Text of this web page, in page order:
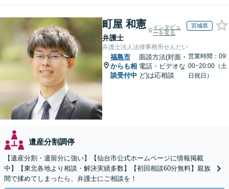
町屋 和憲
弁護士
インタビュ
ーを見る
宮城県
弁護士法人法律事務所せんだい
福島市
からも相
談受付中
面談方法(対面・
電話・ビデオな
ど)は応相談
営業時間：09:
00~20:00（土
日祝日）
遺産分割調停
【遺産分割・遺留分に強い】【仙台市公式ホームページに情報掲載
中】【東北各地より相談・解決実績多数】【初回相談60分無料】親族
間で揉めてしまったら、弁護士にご相談を！